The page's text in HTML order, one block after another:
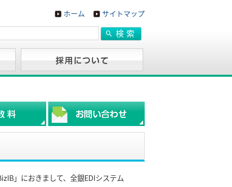
ホーム サイトマップ
」におきまして、全銀EDIシステム